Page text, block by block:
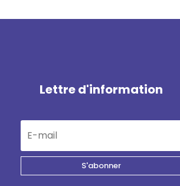
Lettre d'information
S'abonner